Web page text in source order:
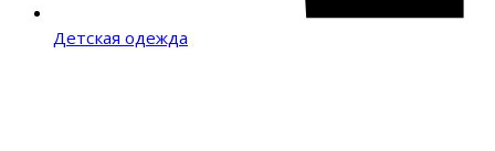
Детская одежда